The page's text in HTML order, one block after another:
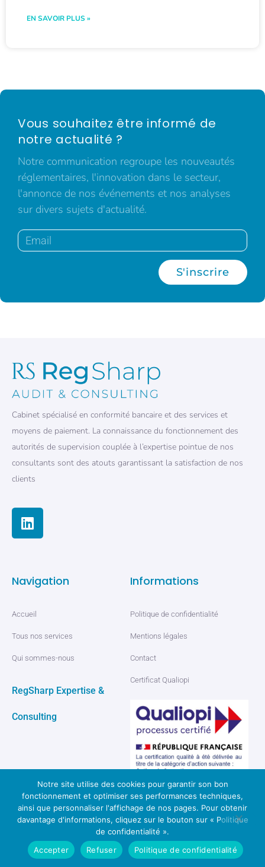
EN SAVOIR PLUS »
Vous souhaitez être informé de
notre actualité ?
Notre communication regroupe les nouveautés
réglementaires, l'innovation dans le secteur,
l'annonce de nos événements et nos analyses
sur divers sujets d'actualité.
S'inscrire
Cabinet spécialisé en conformité bancaire et des services et
moyens de paiement. La connaissance du fonctionnement des
autorités de supervision couplée à l’expertise pointue de nos
consultants sont des atouts garantissant la satisfaction de nos
clients
Navigation
Accueil
Tous nos services
Qui sommes-nous
RegSharp Expertise &
Consulting
Informations
Politique de confidentialité
Mentions légales
Contact
Certificat Qualiopi
© 2026 Regsharp, tous droits réservés
Réalisé par : Modernova Studio
Notre site utilise des cookies pour garantir son bon
fonctionnement et optimiser ses performances techniques,
ainsi que personnaliser l'affichage de nos pages. Pour obtenir
davantage d'informations, cliquez sur le bouton sur « Politique
de confidentialité ».
Accepter
Refuser Politique de confidentialité